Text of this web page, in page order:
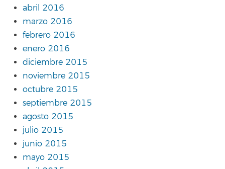
abril 2016
marzo 2016
febrero 2016
enero 2016
diciembre 2015
noviembre 2015
octubre 2015
septiembre 2015
agosto 2015
julio 2015
junio 2015
mayo 2015